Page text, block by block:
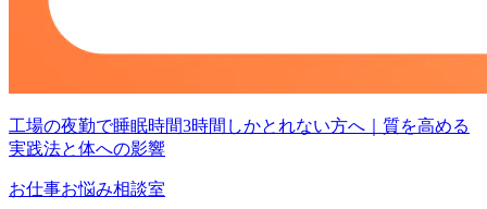
工場の夜勤で睡眠時間3時間しかとれない方へ｜質を高める
実践法と体への影響
お仕事お悩み相談室